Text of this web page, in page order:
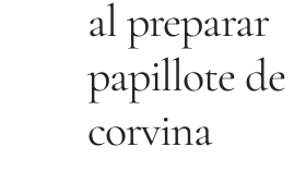
al preparar
papillote de
corvina